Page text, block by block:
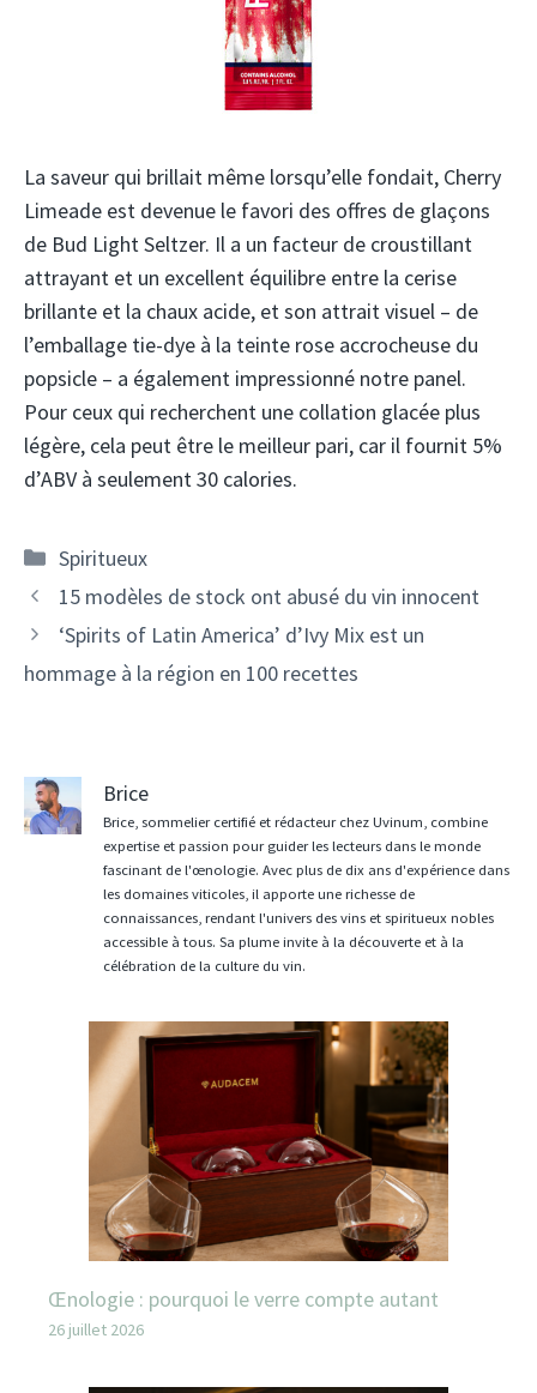
La saveur qui brillait même lorsqu’elle fondait, Cherry
Limeade est devenue le favori des offres de glaçons
de Bud Light Seltzer. Il a un facteur de croustillant
attrayant et un excellent équilibre entre la cerise
brillante et la chaux acide, et son attrait visuel – de
l’emballage tie-dye à la teinte rose accrocheuse du
popsicle – a également impressionné notre panel.
Pour ceux qui recherchent une collation glacée plus
légère, cela peut être le meilleur pari, car il fournit 5%
d’ABV à seulement 30 calories.
Catégories
Spiritueux
Navigation
des
15 modèles de stock ont ​​abusé du vin innocent
‘Spirits of Latin America’ d’Ivy Mix est un
hommage à la région en 100 recettes
Brice
Brice, sommelier certifié et rédacteur chez Uvinum, combine
expertise et passion pour guider les lecteurs dans le monde
fascinant de l'œnologie. Avec plus de dix ans d'expérience dans
les domaines viticoles, il apporte une richesse de
connaissances, rendant l'univers des vins et spiritueux nobles
accessible à tous. Sa plume invite à la découverte et à la
célébration de la culture du vin.
Œnologie : pourquoi le verre compte autant
26 juillet 2026